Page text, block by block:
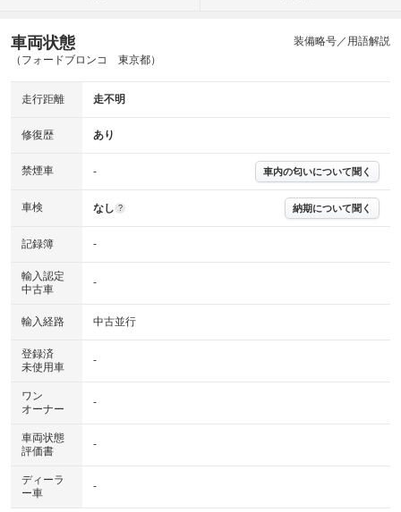
車両状態
（フォードブロンコ 東京都）
装備略号／用語解説
走行距離 走不明
修復歴 あり
禁煙車 - 車内の匂いについて聞く
車検 なし ? 納期について聞く
記録簿 -
輸入認定
中古車
-
輸入経路 中古並行
登録済
未使用車
-
ワン
オーナー
-
車両状態
評価書
-
ディーラ
ー車
-